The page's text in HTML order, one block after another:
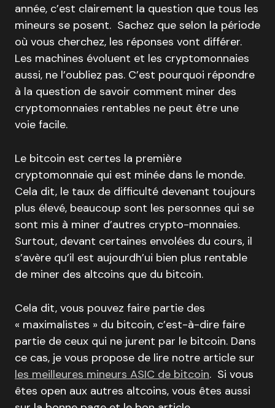
année, c’est clairement la question que tous les
mineurs se posent. Sachez que selon la période
où vous cherchez, les réponses vont différer.
Les machines évoluent et les cryptomonnaies
aussi, ne l’oubliez pas. C’est pourquoi répondre
à la question de savoir comment miner des
cryptomonnaies rentables ne peut être une
voie facile.
Le bitcoin est certes la première
cryptomonnaie qui est minée dans le monde.
Cela dit, le taux de difficulté devenant toujours
plus élevé, beaucoup sont les personnes qui se
sont mis à miner d’autres crypto-monnaies.
Surtout, devant certaines envolées du cours, il
s’avère qu’il est aujourdh’ui bien plus rentable
de miner des altcoins que du bitcoin.
Cela dit, vous pouvez faire partie des
« maximalistes » du bitcoin, c’est-à-dire faire
partie de ceux qui ne jurent par le bitcoin. Dans
ce cas, je vous propose de lire notre article sur
les meilleures mineurs ASIC de bitcoin. Si vous
êtes open aux autres altcoins, vous êtes aussi